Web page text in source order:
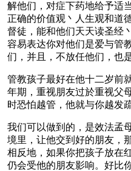
解他们，对症下药地给予适
正确的价值观丶人生观和道
督徒，能和他们天天读圣经
容易表达你对他们是爱与管
们，并且，不放任他们，也
管教孩子最好在他十二岁前
年期，重视朋友过於重视父
时恐怕越管，他就与你越发
我们可以做到的，是效法孟
境里，让他交到好的朋友，
相反地，如果你把孩子放在
仍会受他的朋友影响。好比